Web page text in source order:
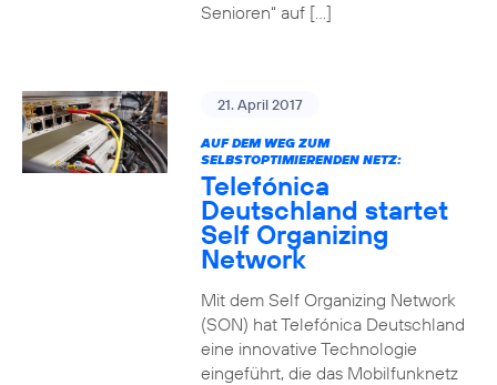
Senioren“ auf […]
21. April 2017
AUF DEM WEG ZUM
SELBSTOPTIMIERENDEN NETZ:
Telefónica
Deutschland startet
Self Organizing
Network
Mit dem Self Organizing Network
(SON) hat Telefónica Deutschland
eine innovative Technologie
eingeführt, die das Mobilfunknetz